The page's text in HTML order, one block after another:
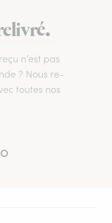
n’est pas
? Nous re-
toutes nos